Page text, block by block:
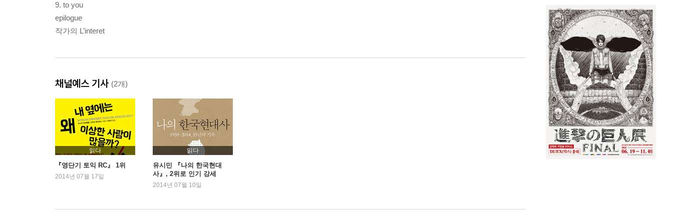
9. to you
epilogue
작가의 L’interet
채널예스 기사 (2개)
읽다
『영단기 토익 RC』 1위
2014년 07월 17일
읽다
유시민 『나의 한국현대
사』, 2위로 인기 강세
2014년 07월 10일